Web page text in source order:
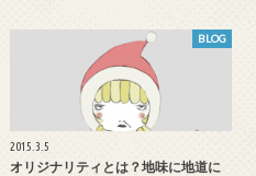
BLOG
2015.3.5
オリジナリティとは？地味に地道に